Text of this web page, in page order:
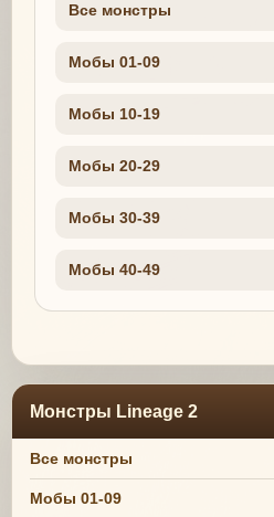
Все монстры
Мобы 01-09
Мобы 10-19
Мобы 20-29
Мобы 30-39
Мобы 40-49
Монстры Lineage 2
Все монстры
Мобы 01-09